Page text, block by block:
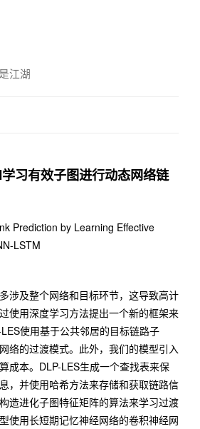
江湖
习有效子图进行动态网络链
Prediction by Learning Effective
LSTM
涉及整个网络和目标环节，这导致高计
使用深度学习方法提出一个新的框架来
使用基于公共邻居的目标链路子
络的过渡模式。此外，我们的模型引入
成本。DLP-LES生成一个查找表来保
，并使用哈希方法来存储和获取链路信
造进化子图特征矩阵的算法来学习过渡
使用长短期记忆神经网络的卷积神经网